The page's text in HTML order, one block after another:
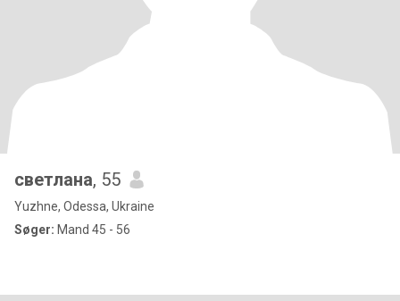
светлана, 55
Yuzhne, Odessa, Ukraine
Søger: Mand 45 - 56